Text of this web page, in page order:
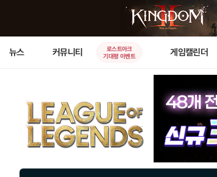
뉴스 커뮤니티
로스트아크
기대평 이벤트
게임캘린더